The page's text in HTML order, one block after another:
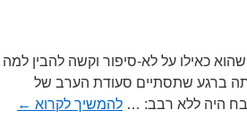
כאילו על לא-סיפור וקשה להבין למה
ברגע שתסתיים סעודת הערב של
היה ללא רבב: … להמשיך לקרוא ←